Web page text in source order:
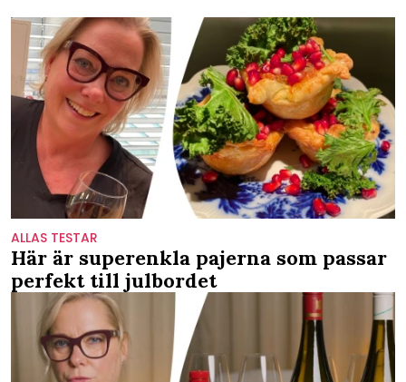
ALLAS TESTAR
Här är superenkla pajerna som passar
perfekt till julbordet